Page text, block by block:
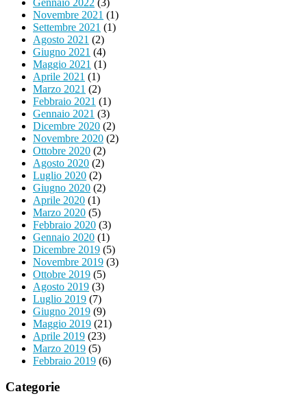
Novembre 2021 (1)
Settembre 2021 (1)
Agosto 2021 (2)
Giugno 2021 (4)
Maggio 2021 (1)
Aprile 2021 (1)
Marzo 2021 (2)
Febbraio 2021 (1)
Gennaio 2021 (3)
Dicembre 2020 (2)
Novembre 2020 (2)
Ottobre 2020 (2)
Agosto 2020 (2)
Luglio 2020 (2)
Giugno 2020 (2)
Aprile 2020 (1)
Marzo 2020 (5)
Febbraio 2020 (3)
Gennaio 2020 (1)
Dicembre 2019 (5)
Novembre 2019 (3)
Ottobre 2019 (5)
Agosto 2019 (3)
Luglio 2019 (7)
Giugno 2019 (9)
Maggio 2019 (21)
Aprile 2019 (23)
Marzo 2019 (5)
Febbraio 2019 (6)
Categorie